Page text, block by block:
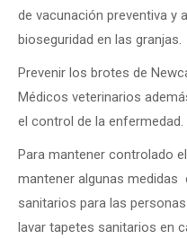
de vacunación preventiva y
bioseguridad en las granjas.
Prevenir los brotes de
Médicos veterinarios
el control de la enfermedad.
Para mantener controlado
mantener algunas
sanitarios para las
lavar tapetes sanitarios en